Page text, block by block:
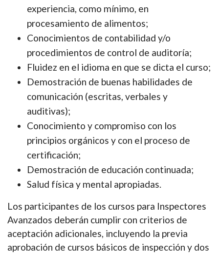
experiencia, como mínimo, en
procesamiento de alimentos;
Conocimientos de contabilidad y/o
procedimientos de control de auditoría;
Fluidez en el idioma en que se dicta el curso;
Demostración de buenas habilidades de
comunicación (escritas, verbales y
auditivas);
Conocimiento y compromiso con los
principios orgánicos y con el proceso de
certificación;
Demostración de educación continuada;
Salud física y mental apropiadas.
Los participantes de los cursos para Inspectores
Avanzados deberán cumplir con criterios de
aceptación adicionales, incluyendo la previa
aprobación de cursos básicos de inspección y dos